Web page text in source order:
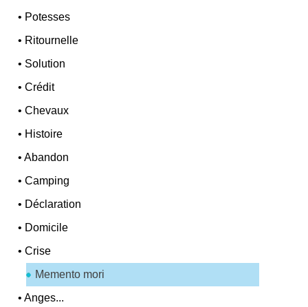
• Potesses
• Ritournelle
• Solution
•Crédit
•Chevaux
• Histoire
•Abandon
•Camping
• Déclaration
• Domicile
•Crise
Memento mori
•Anges...